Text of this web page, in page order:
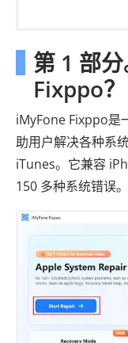
第 1 部
Fixppo？
iMyFone Fixppo是
助用户解决各种系
iTunes。它兼容
150 多种系统错误。